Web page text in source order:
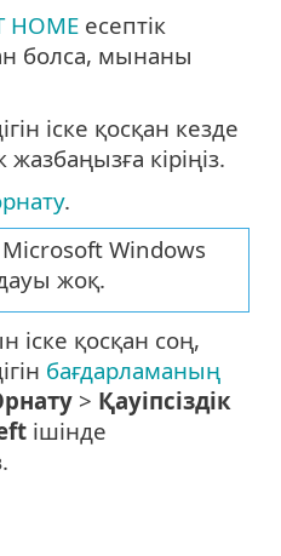
HOME есептік
болса, мынаны
іске қосқан кезде
жазбаңызға кіріңіз.
.
Windows
жоқ.
іске қосқан соң,
бағдарламаның
> Қауіпсіздік
ішінде